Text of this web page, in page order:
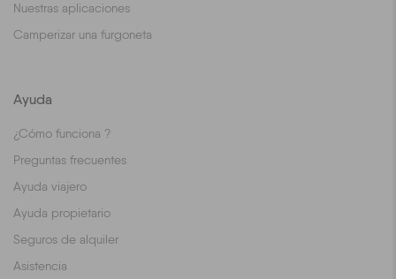
Nuestras aplicaciones
Camperizar una furgoneta
Ayuda
¿Cómo funciona ?
Preguntas frecuentes
Ayuda viajero
Ayuda propietario
Seguros de alquiler
Asistencia